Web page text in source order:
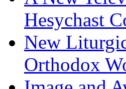
Hesychast
New
Orthodox